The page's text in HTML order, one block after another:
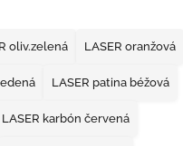
oliv.zelená LASER oranžová
LASER patina béžová
LASER karbón červená